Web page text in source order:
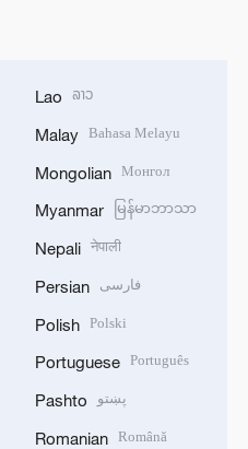
Lao ລາວ
Malay Bahasa Melayu
Mongolian Монгол
Myanmar မြန်မာဘာသာ
Nepali नेपाली
Persian فارسی
Polish Polski
Portuguese Português
Pashto پښتو
Romanian Română